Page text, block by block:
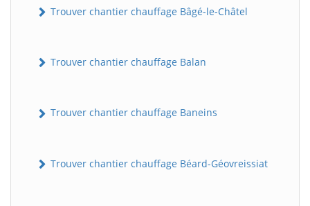
Trouver chantier chauffage Bâgé-le-Châtel
Trouver chantier chauffage Balan
Trouver chantier chauffage Baneins
Trouver chantier chauffage Béard-Géovreissiat